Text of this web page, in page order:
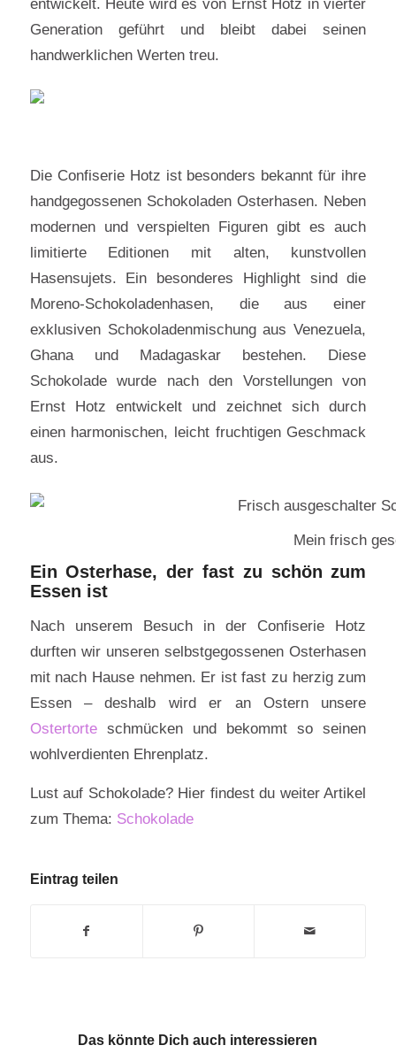
Generation geführt und bleibt dabei seinen
handwerklichen Werten treu.
Die Confiserie Hotz ist besonders bekannt für ihre
handgegossenen Schokoladen Osterhasen. Neben
modernen und verspielten Figuren gibt es auch
limitierte Editionen mit alten, kunstvollen
Hasensujets. Ein besonderes Highlight sind die
Moreno-Schokoladenhasen, die aus einer
exklusiven Schokoladenmischung aus Venezuela,
Ghana und Madagaskar bestehen. Diese
Schokolade wurde nach den Vorstellungen von
Ernst Hotz entwickelt und zeichnet sich durch
einen harmonischen, leicht fruchtigen Geschmack
aus.
Mein frisch
Ein Osterhase, der fast zu schön zum
Essen ist
Nach unserem Besuch in der Confiserie Hotz
durften wir unseren selbstgegossenen Osterhasen
mit nach Hause nehmen. Er ist fast zu herzig zum
Essen – deshalb wird er an Ostern unsere
Ostertorte schmücken und bekommt so seinen
wohlverdienten Ehrenplatz.
Lust auf Schokolade? Hier findest du weiter Artikel
zum Thema: Schokolade
Eintrag teilen
Das könnte Dich auch interessieren